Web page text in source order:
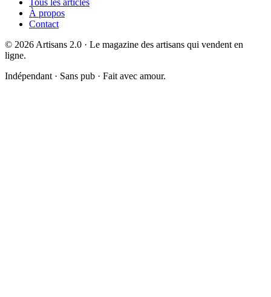
Tous les articles
À propos
Contact
© 2026 Artisans 2.0 · Le magazine des artisans qui vendent en
ligne.
Indépendant · Sans pub · Fait avec amour.